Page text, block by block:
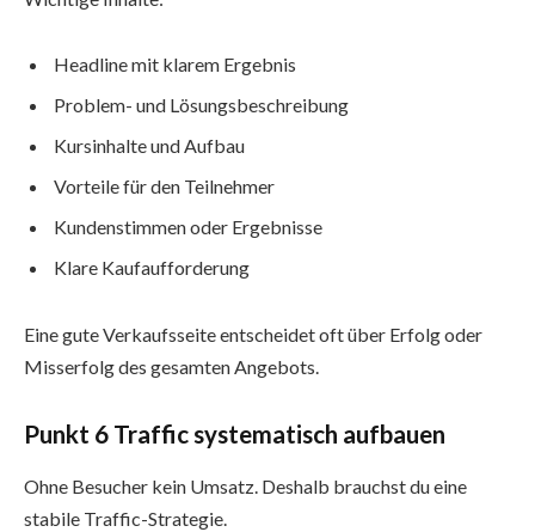
Headline mit klarem Ergebnis
Problem- und Lösungsbeschreibung
Kursinhalte und Aufbau
Vorteile für den Teilnehmer
Kundenstimmen oder Ergebnisse
Klare Kaufaufforderung
Eine gute Verkaufsseite entscheidet oft über Erfolg oder
Misserfolg des gesamten Angebots.
Punkt 6 Traffic systematisch aufbauen
Ohne Besucher kein Umsatz. Deshalb brauchst du eine
stabile Traffic-Strategie.